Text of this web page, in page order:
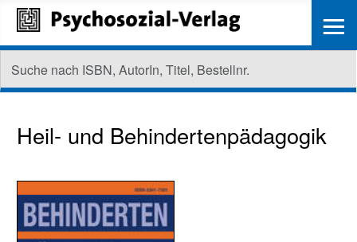
Heil- und Behindertenpädagogik
≡